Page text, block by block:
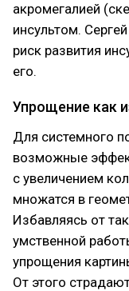
акромегалией
инсультом.
риск развития
его.
Упрощение как
Для системного
возможные
с увеличением
множатся в
Избавляясь от
умственной
упрощения
От этого